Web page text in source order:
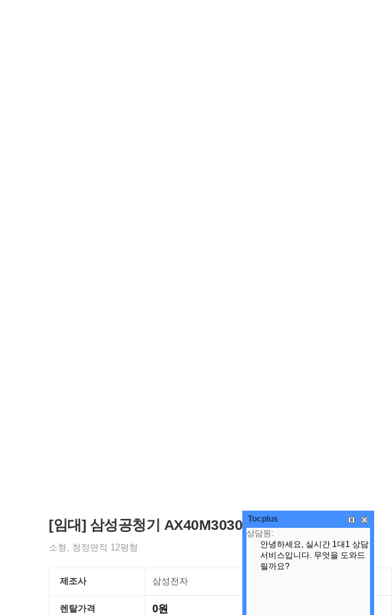
[임대] 삼성공청기 AX40M3030WMD
소형, 청정면적 12평형
제조사 삼성전자
렌탈가격 0원
Tocplus